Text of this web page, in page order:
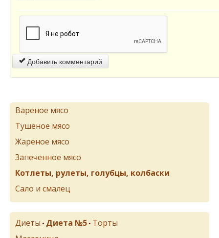
Добавить комментарий
Вареное мясо
Тушеное мясо
Жареное мясо
Запеченное мясо
Котлеты, рулеты, голубцы, колбаски
Сало и смалец
Диеты • Диета №5 • Торты